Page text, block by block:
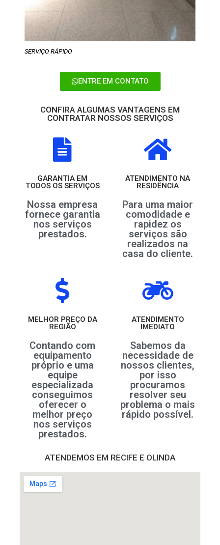
SERVIÇO RÁPIDO
ENTRE EM CONTATO
CONFIRA ALGUMAS VANTAGENS EM
CONTRATAR NOSSOS SERVIÇOS
GARANTIA EM
TODOS OS SERVIÇOS
Nossa empresa
fornece garantia
nos serviços
prestados.
ATENDIMENTO NA
RESIDÊNCIA
Para uma maior
comodidade e
rapidez os
serviços são
realizados na
casa do cliente.
MELHOR PREÇO DA
REGIÃO
Contando com
equipamento
próprio e uma
equipe
especializada
conseguimos
oferecer o
melhor preço
nos serviços
prestados.
ATENDIMENTO
IMEDIATO
Sabemos da
necessidade de
nossos clientes,
por isso
procuramos
resolver seu
problema o mais
rápido possível.
ATENDEMOS EM RECIFE E OLINDA